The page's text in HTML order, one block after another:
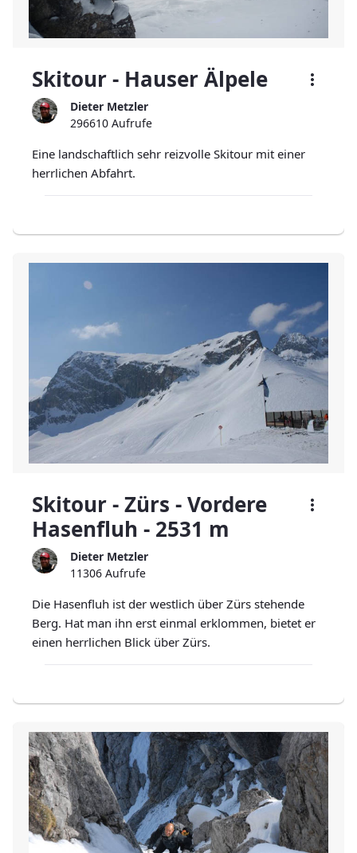
Skitour - Hauser Älpele
Dieter Metzler
296610 Aufrufe
Eine landschaftlich sehr reizvolle Skitour mit einer
herrlichen Abfahrt.
Skitour - Zürs - Vordere
Hasenfluh - 2531 m
Dieter Metzler
11306 Aufrufe
Die Hasenfluh ist der westlich über Zürs stehende
Berg. Hat man ihn erst einmal erklommen, bietet er
einen herrlichen Blick über Zürs.